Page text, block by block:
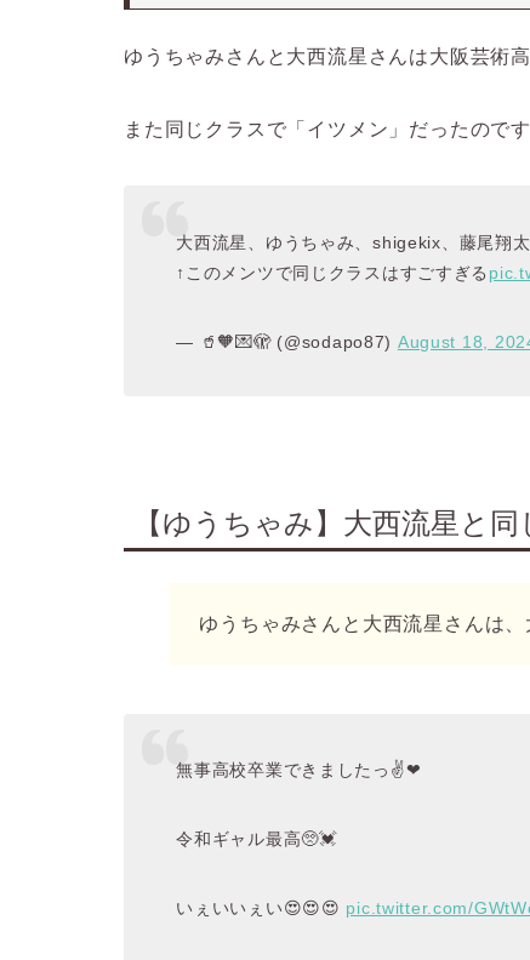
ゆうちゃみさんと大西流星さんは大阪芸術
また同じクラスで「イツメン」だったのです
大西流星、ゆうちゃみ、shigekix、藤尾翔太
↑このメンツで同じクラスはすごすぎる
— 🥤🧡💌🫣 (@sodapo87) August 18,
【ゆうちゃみ】大西流星と同
ゆうちゃみさんと大西流星さんは、
無事高校卒業できましたっ✌️❤
令和ギャル最高🥺💓
いぇいいぇい😍😍😍 pic.twitter.com/